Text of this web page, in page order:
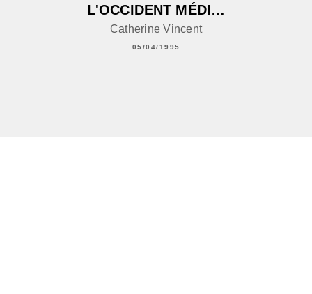
L'OCCIDENT MÉDI…
Catherine Vincent
05/04/1995